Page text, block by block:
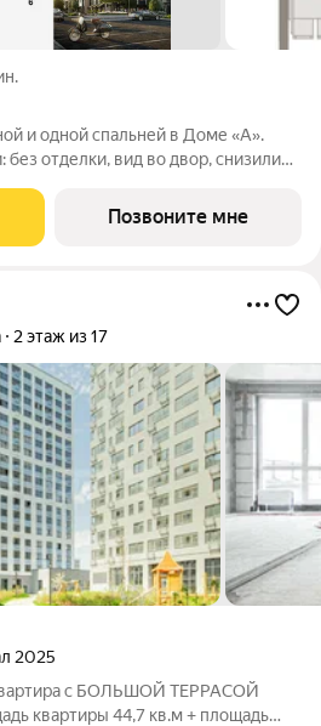
и одной спальней в Доме «А».
отделки, вид во двор, снизили
на границе с ЦАО, рядом
Позвоните мне
2 этаж из 17
2025
с БOЛЬШOЙ ТEPРАCОЙ
квартиры 44,7 кв.м + площадь